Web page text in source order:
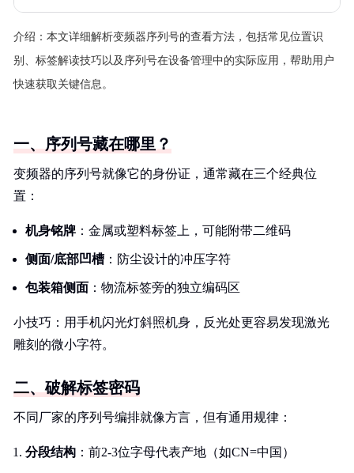
介绍： 本文详细解析变频器序列号的查看方法，包括常见位置识
别、标签解读技巧以及序列号在设备管理中的实际应用，帮助用户
快速获取关键信息。
一、序列号藏在哪里？
变频器的序列号就像它的身份证，通常藏在三个经典位
置：
机身铭牌 ：金属或塑料标签上，可能附带二维码
侧面/底部凹槽 ：防尘设计的冲压字符
包装箱侧面 ：物流标签旁的独立编码区
小技巧：用手机闪光灯斜照机身，反光处更容易发现激光
雕刻的微小字符。
二、破解标签密码
不同厂家的序列号编排就像方言，但有通用规律：
分段结构 ：前2-3位字母代表产地（如CN=中国）